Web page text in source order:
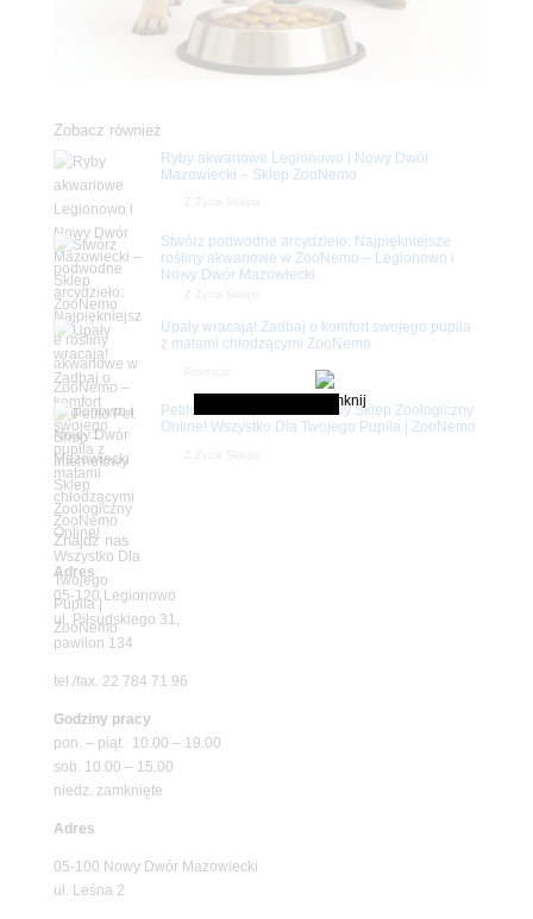
Zobacz również
Ryby akwariowe Legionowo i Nowy Dwór
Mazowiecki – Sklep ZooNemo
Stwórz podwodne arcydzieło: Najpiękniejsze
rośliny akwariowe w ZooNemo – Legionowo i
Nowy Dwór Mazowiecki
Upały wracają! Zadbaj o komfort swojego pupila
z matami chłodzącymi ZooNemo
Petito Pet Shop – Internetowy Sklep Zoologiczny
Online! Wszystko Dla Twojego Pupila | ZooNemo
Znajdź nas
Adres
05-120 Legionowo
ul. Piłsudskiego 31,
pawilon 134
tel./fax. 22 784 71 96
Godziny pracy
pon. – piąt. 10.00 – 19.00
sob. 10.00 – 15.00
niedz. zamknięte
Adres
05-100 Nowy Dwór Mazowiecki
ul. Leśna 2